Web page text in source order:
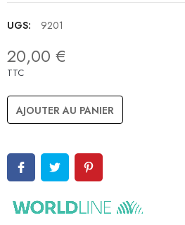
UGS: 9201
20,00 €
TTC
AJOUTER AU PANIER